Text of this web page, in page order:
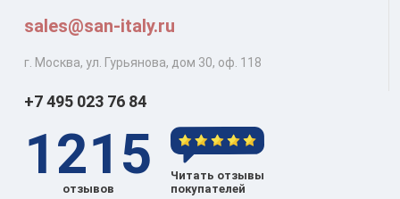
sales@san-italy.ru
г. Москва, ул. Гурьянова, дом 30, оф. 118
+7 495 023 76 84
1215
отзывов
Читать отзывы
покупателей